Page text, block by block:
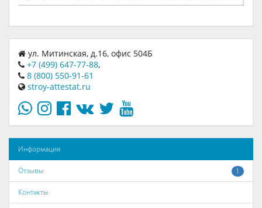
ул. Митинская, д.16, офис 504Б
+7 (499) 647-77-88,
8 (800) 550-91-61
stroy-attestat.ru
Информация
1
Отзывы
Контакты